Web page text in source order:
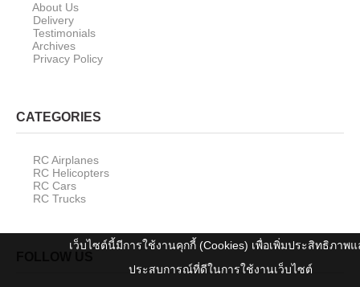
About Us
Delivery
Testimonials
Archives
Privacy Policy
CATEGORIES
RC Airplanes
RC Helicopters
RC Cars
RC Trucks
เว็บไซต์นี้มีการใช้งานคุกกี้ (Cookies) เพื่อเพิ่มประสิทธิภาพ
ประสบการณ์ที่ดีในการใช้งานเว็บไซต์